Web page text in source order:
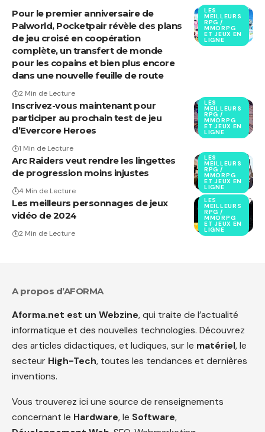
LES
MEILLEURS
RPG /
MMORPG
ET JEUX EN
LIGNE
Pour le premier anniversaire de
Palworld, Pocketpair révèle des plans
de jeu croisé en coopération
complète, un transfert de monde
pour les copains et bien plus encore
dans une nouvelle feuille de route
2 Min de Lecture
LES
MEILLEURS
RPG /
MMORPG
ET JEUX EN
LIGNE
Inscrivez-vous maintenant pour
participer au prochain test de jeu
d’Evercore Heroes
1 Min de Lecture
LES
MEILLEURS
RPG /
MMORPG
ET JEUX EN
LIGNE
Arc Raiders veut rendre les lingettes
de progression moins injustes
4 Min de Lecture
LES
MEILLEURS
RPG /
MMORPG
ET JEUX EN
LIGNE
Les meilleurs personnages de jeux
vidéo de 2024
2 Min de Lecture
A propos d’AFORMA
Aforma.net est un Webzine, qui traite de l’actualité
informatique et des nouvelles technologies. Découvrez
des articles didactiques, et ludiques, sur le matériel, le
secteur High-Tech, toutes les tendances et dernières
inventions.
Vous trouverez ici une source de renseignements
concernant le Hardware, le Software,